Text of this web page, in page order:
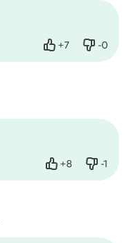
+7
Нравится -0
Не
+8
Нравится -1
Не